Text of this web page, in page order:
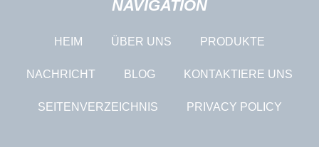
NAVIGATION
HEIM ÜBER UNS PRODUKTE
NACHRICHT BLOG KONTAKTIERE UNS
SEITENVERZEICHNIS PRIVACY POLICY